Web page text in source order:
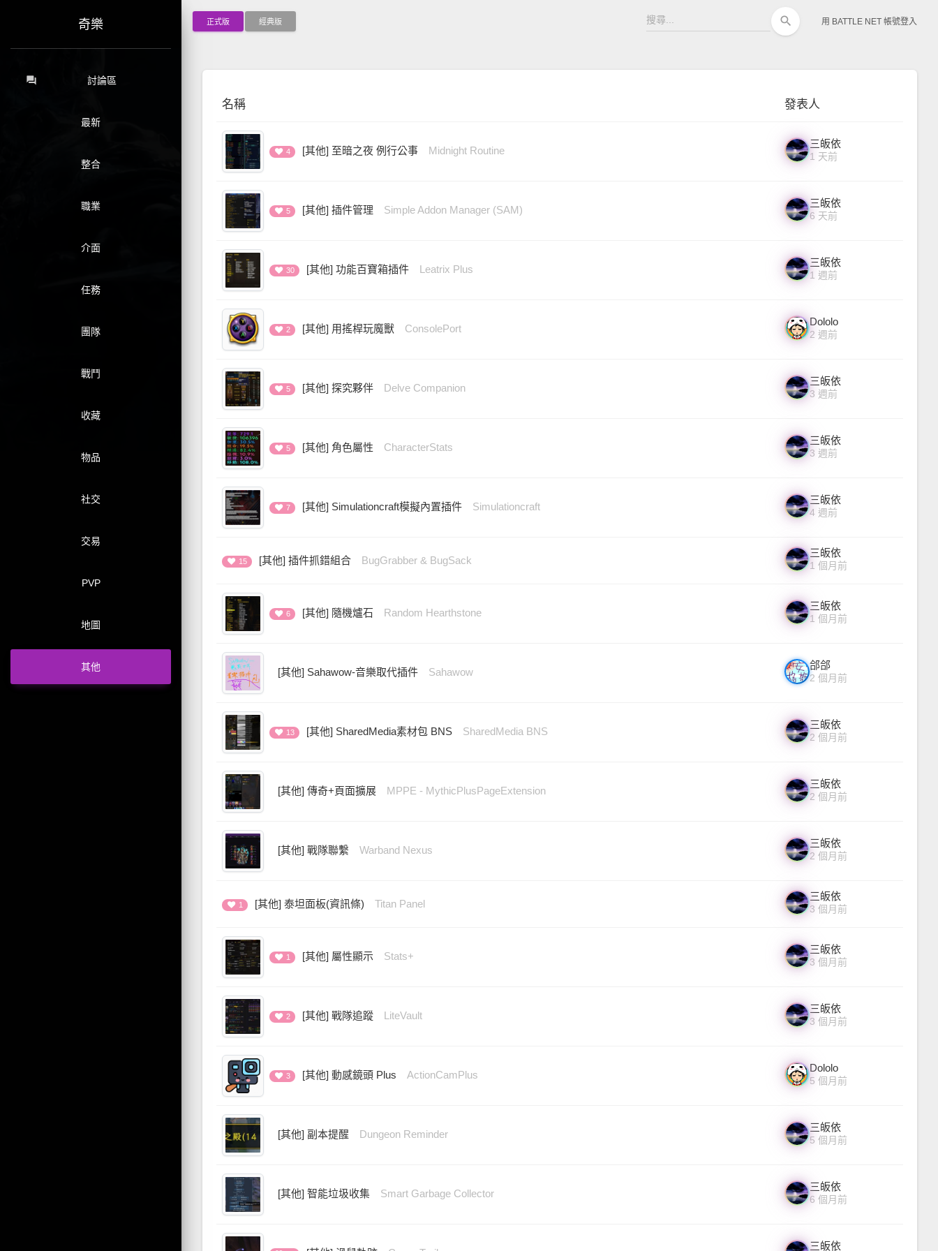
奇樂
forum 討論區
最新
整合
職業
介面
任務
團隊
戰鬥
收藏
物品
社交
交易
PVP
地圖
其他
正式版 經典版 search 用 BATTLE NET 帳號登入
名稱 發表人
4 [其他] 至暗之夜 例行公事 Midnight Routine
三皈依
1 天前
5 [其他] 插件管理 Simple Addon Manager (SAM)
三皈依
6 天前
30 [其他] 功能百寶箱插件 Leatrix Plus
三皈依
1 週前
2 [其他] 用搖桿玩魔獸 ConsolePort
Dololo
2 週前
5 [其他] 探究夥伴 Delve Companion
三皈依
3 週前
5 [其他] 角色屬性 CharacterStats
三皈依
3 週前
7 [其他] Simulationcraft模擬內置插件 Simulationcraft
三皈依
4 週前
15 [其他] 插件抓錯組合 BugGrabber & BugSack
三皈依
1 個月前
6 [其他] 隨機爐石 Random Hearthstone
三皈依
1 個月前
[其他] Sahawow-音樂取代插件 Sahawow
郃郃
2 個月前
13 [其他] SharedMedia素材包 BNS SharedMedia BNS
三皈依
2 個月前
[其他] 傳奇+頁面擴展 MPPE - MythicPlusPageExtension
三皈依
2 個月前
[其他] 戰隊聯繫 Warband Nexus
三皈依
2 個月前
1 [其他] 泰坦面板(資訊條) Titan Panel
三皈依
3 個月前
1 [其他] 屬性顯示 Stats+
三皈依
3 個月前
2 [其他] 戰隊追蹤 LiteVault
三皈依
3 個月前
3 [其他] 動感鏡頭 Plus ActionCamPlus
Dololo
5 個月前
[其他] 副本提醒 Dungeon Reminder
三皈依
5 個月前
[其他] 智能垃圾收集 Smart Garbage Collector
三皈依
6 個月前
三皈依